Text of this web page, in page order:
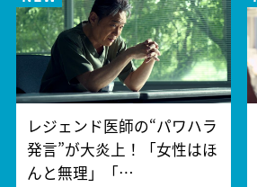
レジェンド医師の“パワハラ
発言”が大炎上！「女性はほ
んと無理」「…